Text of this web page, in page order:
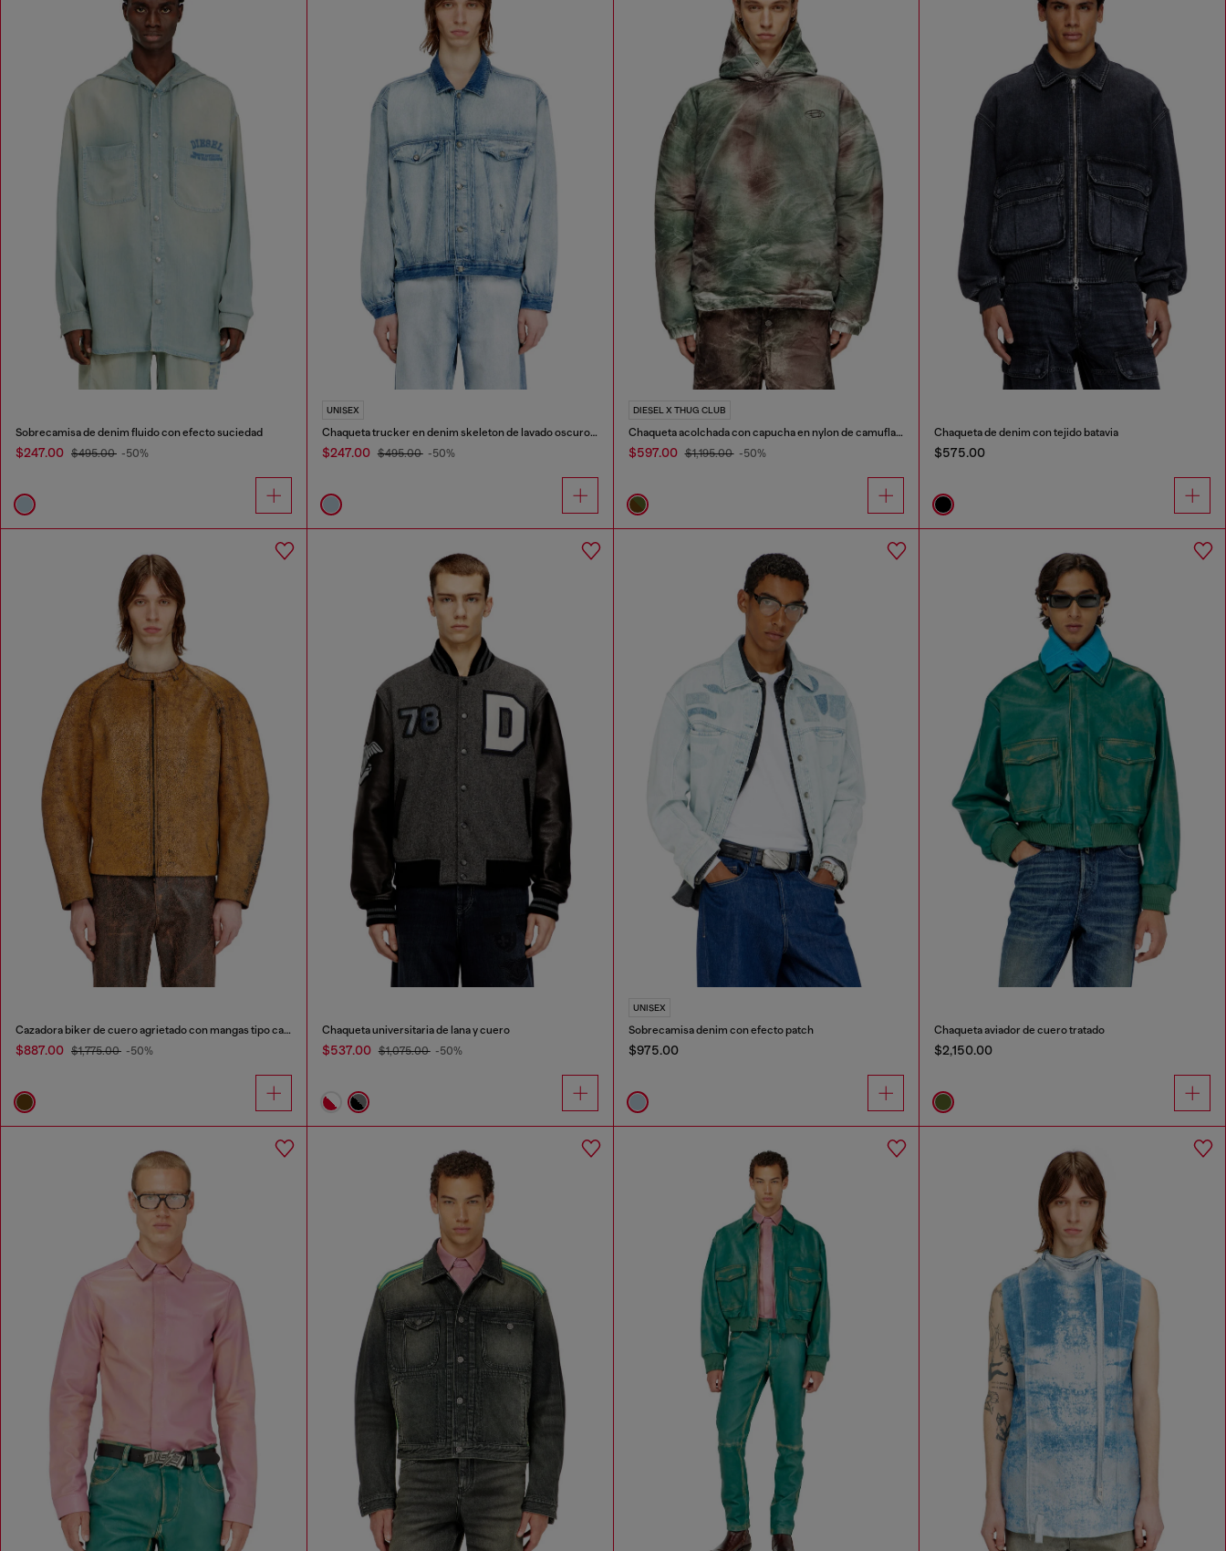
Sobrecamisa de denim fluido con efecto suciedad
$247.00 $495.00 -50%
UNISEX
Chaqueta trucker en denim skeleton de lavado oscuro medio-claro
$247.00 $495.00 -50%
DIESEL X THUG CLUB
Chaqueta acolchada con capucha en nylon de camuflaje
$597.00 $1,195.00 -50%
Chaqueta de denim con tejido batavia
$575.00
Cazadora biker de cuero agrietado con mangas tipo capullo
$887.00 $1,775.00 -50%
Chaqueta universitaria de lana y cuero
$537.00 $1,075.00 -50%
UNISEX
Sobrecamisa denim con efecto patch
$975.00
Chaqueta aviador de cuero tratado
$2,150.00